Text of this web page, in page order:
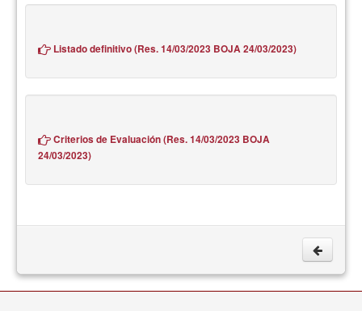
Listado definitivo (Res. 14/03/2023 BOJA 24/03/2023)
Criterios de Evaluación (Res. 14/03/2023 BOJA
24/03/2023)